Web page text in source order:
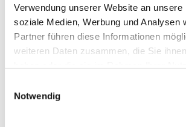
Verwendung unserer Website an unsere
soziale Medien, Werbung und Analysen
Partner führen diese Informationen
weiteren Daten zusammen, die Sie
Notwendig
Halla-Wanderpreis ,News
Preis für das erfolgreichste
Aufgrund der Fusionierung der Hans
Förderprojekten, die die Stiftung